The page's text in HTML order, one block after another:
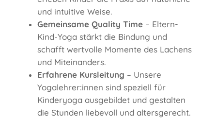
und intuitive Weise.
Gemeinsame Quality Time– Eltern-
Kind-Yoga stärkt die Bindung und
schafft wertvolle Momente des Lachens
und Miteinanders.
Erfahrene Kursleitung – Unsere
Yogalehrer:innen sind speziell für
Kinderyoga ausgebildet und gestalten
die Stunden liebevoll und altersgerecht.